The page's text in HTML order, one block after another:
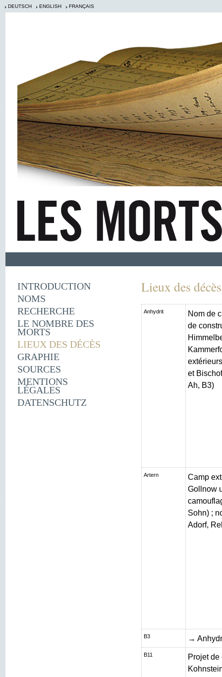
DEUTSCH ENGLISH FRANÇAIS
INTRODUCTION
NOMS
RECHERCHE
LE NOMBRE DES
MORTS
LIEUX DES DÉCÈS
GRAPHIE
SOURCES
MENTIONS
LÉGALES
DATENSCHUTZ
Lieux des décès
Anhydrit
Nom de
de
et
Ah, B3)
Artern
Camp
Gollnow
Sohn) ;
Adorf,
B3 →
B11
Projet de